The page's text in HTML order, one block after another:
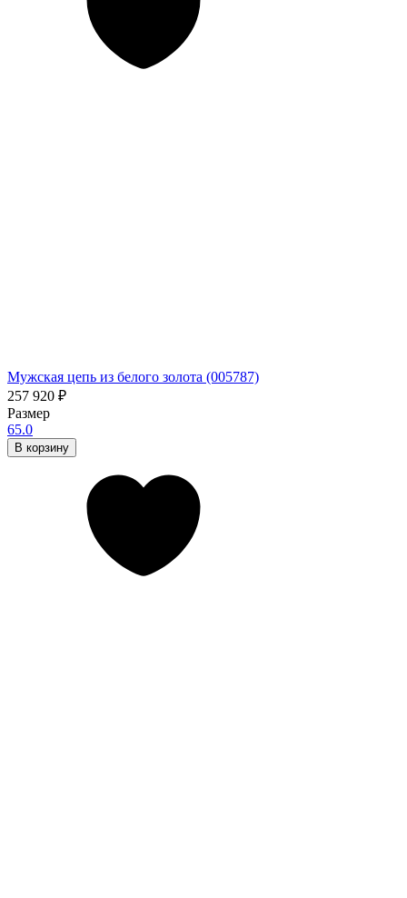
Мужская цепь из белого золота (005787)
257 920 ₽
Размер
65.0
В корзину